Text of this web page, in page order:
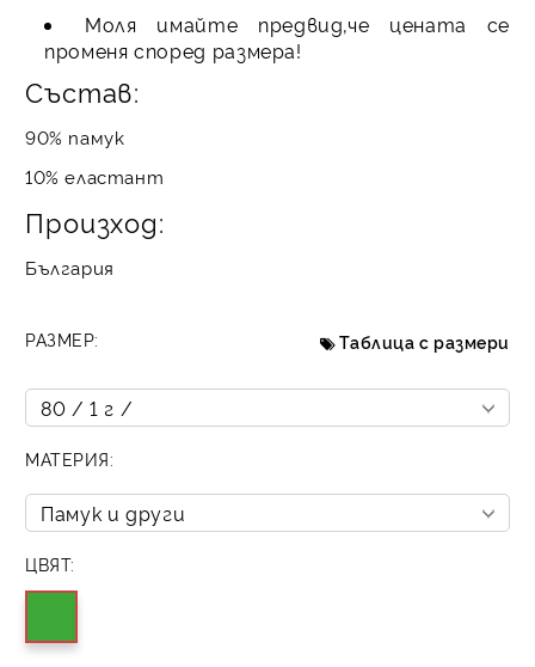
Моля имайте предвид,че цената се
променя според размера!
Състав:
90% памук
10% еластант
Произход:
България
РАЗМЕР: Таблица с размери
МАТЕРИЯ:
ЦВЯТ: